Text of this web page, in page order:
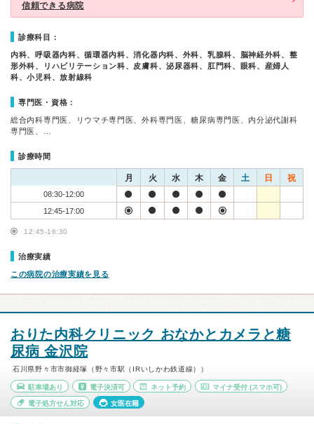
信頼できる病院
診療科目：
内科、呼吸器内科、循環器内科、消化器内科、外科、乳腺科、脳神経外科、整
形外科、リハビリテーション科、皮膚科、泌尿器科、肛門科、眼科、産婦人
科、小児科、放射線科
専門医・資格：
総合内科専門医、リウマチ専門医、外科専門医、糖尿病専門医、内分泌代謝科
専門医、…
診療時間
月 火 水 木 金 土 日 祝
08:30-12:00
12:45-17:00
12:45-16:30
治療実績
この病院の治療実績を見る
おりた内科クリニック おなかとカメラと糖
尿病 金沢院
石川県野々市市御経塚（野々市駅（IRいしかわ鉄道線））
駐車場あり 電子決済可 ネット予約 マイナ受付 (スマホ可)
電子処方せん対応 女医在籍